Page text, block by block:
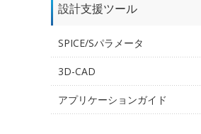
設計支援ツール
SPICE/Sパラメータ
3D-CAD
アプリケーションガイド